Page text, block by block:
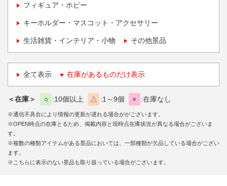
フィギュア・ホビー
キーホルダー・マスコット・アクセサリー
生活雑貨・インテリア・小物 その他景品
全て表示 在庫があるものだけ表示
＜在庫＞ ○ 10個以上 △ 1～9個 × 在庫なし
※通信不具合により情報の更新が遅れる場合ががございます。
※OPEN時点の在庫とるため、掲載内容と現時点在庫状況が異なる場合がございま
す。
※複数の種類アイテムがある景品においては、一部種類が欠品している場合がござい
ます。
※こちらに表示のない景品も取り扱っている場合がございます。